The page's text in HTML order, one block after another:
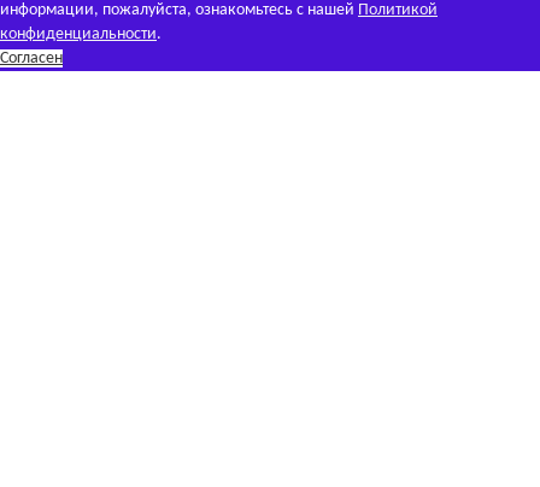
информации, пожалуйста, ознакомьтесь с нашей Политикой
конфиденциальности.
Согласен